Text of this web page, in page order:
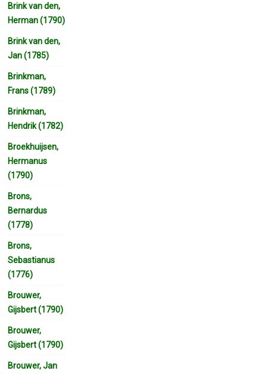
Brink van den,
Herman (1790)
Brink van den,
Jan (1785)
Brinkman,
Frans (1789)
Brinkman,
Hendrik (1782)
Broekhuijsen,
Hermanus
(1790)
Brons,
Bernardus
(1778)
Brons,
Sebastianus
(1776)
Brouwer,
Gijsbert (1790)
Brouwer,
Gijsbert (1790)
Brouwer, Jan